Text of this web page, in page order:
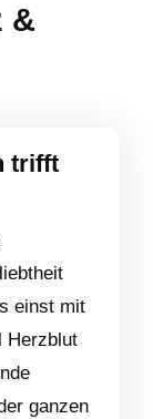
&
trifft
einst mit
Herzblut
ganzen